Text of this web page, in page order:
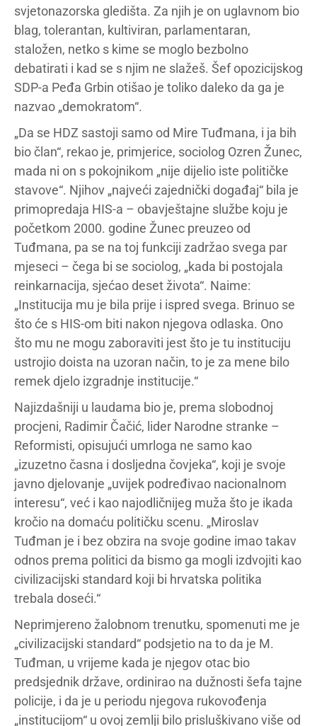
svjetonazorska gledišta. Za njih je on uglavnom bio
blag, tolerantan, kultiviran, parlamentaran,
staložen, netko s kime se moglo bezbolno
debatirati i kad se s njim ne slažeš. Šef opozicijskog
SDP-a Peđa Grbin otišao je toliko daleko da ga je
nazvao „demokratom“.
„Da se HDZ sastoji samo od Mire Tuđmana, i ja bih
bio član“, rekao je, primjerice, sociolog Ozren Žunec,
mada ni on s pokojnikom „nije dijelio iste političke
stavove“. Njihov „najveći zajednički događaj“ bila je
primopredaja HIS-a – obavještajne službe koju je
početkom 2000. godine Žunec preuzeo od
Tuđmana, pa se na toj funkciji zadržao svega par
mjeseci – čega bi se sociolog, „kada bi postojala
reinkarnacija, sjećao deset života“. Naime:
„Institucija mu je bila prije i ispred svega. Brinuo se
što će s HIS-om biti nakon njegova odlaska. Ono
što mu ne mogu zaboraviti jest što je tu instituciju
ustrojio doista na uzoran način, to je za mene bilo
remek djelo izgradnje institucije.“
Najizdašniji u laudama bio je, prema slobodnoj
procjeni, Radimir Čačić, lider Narodne stranke –
Reformisti, opisujući umrloga ne samo kao
„izuzetno časna i dosljedna čovjeka“, koji je svoje
javno djelovanje „uvijek podređivao nacionalnom
interesu“, već i kao najodličnijeg muža što je ikada
kročio na domaću političku scenu. „Miroslav
Tuđman je i bez obzira na svoje godine imao takav
odnos prema politici da bismo ga mogli izdvojiti kao
civilizacijski standard koji bi hrvatska politika
trebala doseći.“
Neprimjereno žalobnom trenutku, spomenuti me je
„civilizacijski standard“ podsjetio na to da je M.
Tuđman, u vrijeme kada je njegov otac bio
predsjednik države, ordinirao na dužnosti šefa tajne
policije, i da je u periodu njegova rukovođenja
„institucijom“ u ovoj zemlji bilo prisluškivano više od